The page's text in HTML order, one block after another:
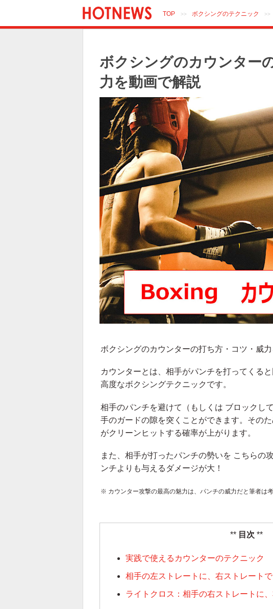
TOP >> ボクシングのテクニック >>
ボクシングのカウンター
力を動画で解説
ボクシングのカウンターの打ち方・コツ・威力
カウンターとは、相手がパンチを打ってくる
高度なボクシングテクニックです。
相手のパンチを避けて（もしくは ブロックし
手のガードの隙を突くことができます。その
がクリーンヒットする確率が上がります。
また、相手が打ったパンチの勢いを こちらの
ンチよりも与えるダメージが大！
※ カウンター攻撃の最高の魅力は、パンチの威力だと筆者は考
目次
実践で使えるカウンターのテクニック
相手の左ストレートに、右ストレート
ライトクロス：相手の右ストレートに